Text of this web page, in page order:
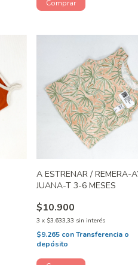
A ESTRENAR / REMERA-
JUANA-T 3-6 MESES
$10.900
3 x $3.633,33 sin interés
$9.265 con Transferencia o
depósito